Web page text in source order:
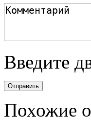
Введите
Отправить
Похожие